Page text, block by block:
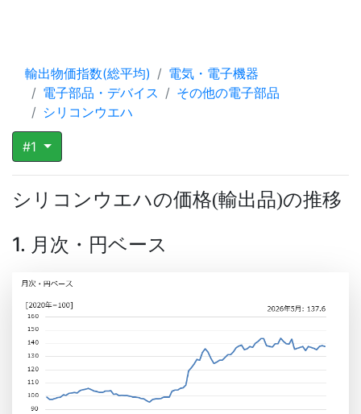
輸出物価指数(総平均)
電気・電子機器
電子部品・デバイス
その他の電子部品
シリコンウエハ
#1
シリコンウエハの価格(輸出品)の推移
1. 月次・円ベース